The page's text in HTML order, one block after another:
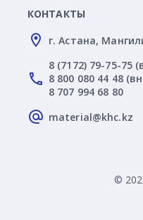
КОНТАКТЫ
г. Астана,
8 (7172) 79-75-75
8 800 080 44 48
8 707 994 68 80
material@khc.kz
©